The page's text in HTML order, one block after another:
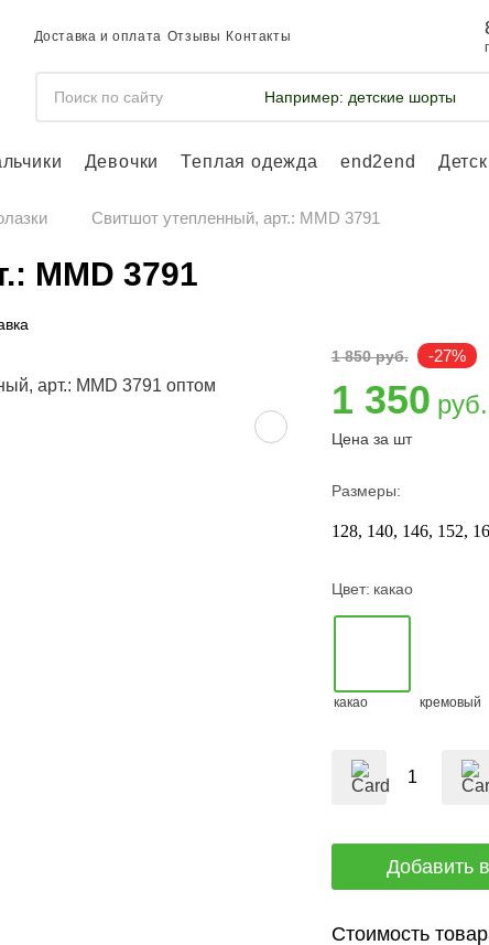
Доставка и оплата Отзывы Контакты
Например: детские шорты
Девочки Теплая одежда end2end
Свитшот утепленный, арт.: MMD 3791
MMD 3791
1 850 руб.
-27%
1 350 руб.
Цена за шт
Размеры:
128 140 146 152
Цвет: какао
какао кремовый
Стоимость